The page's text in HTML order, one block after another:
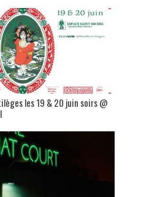
les 19 & 20 juin soirs @